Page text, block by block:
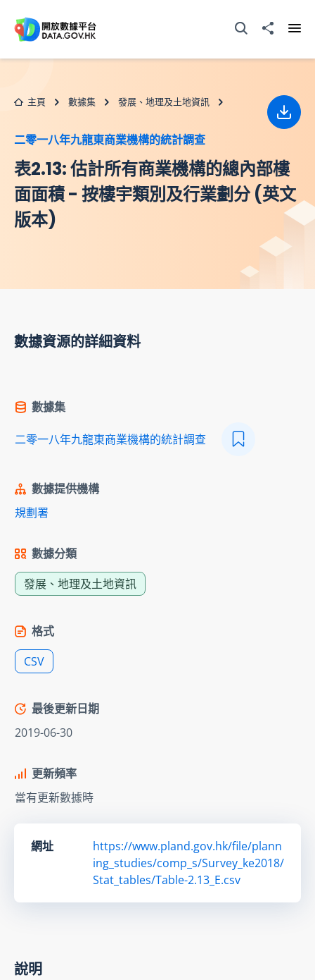
打開搜尋器分享至
主頁 數據集 發展、地理及土地資訊
二零一八年九龍東商業機構的統計調查
表2.13: 估計所有商業機構的總內部樓
面面積 - 按樓宇類別及行業劃分 (英文
版本)
下載
數據資源的詳細資料
數據集
二零一八年九龍東商業機構的統計調查
數據提供機構
規劃署
數據分類
發展、地理及土地資訊
格式
CSV
最後更新日期
2019-06-30
更新頻率
當有更新數據時
網址
https://www.pland.gov.hk/file/plann
ing_studies/comp_s/Survey_ke2018/
Stat_tables/Table-2.13_E.csv
說明